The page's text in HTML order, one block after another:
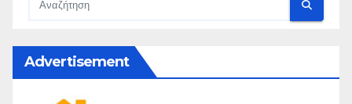
Advertisement